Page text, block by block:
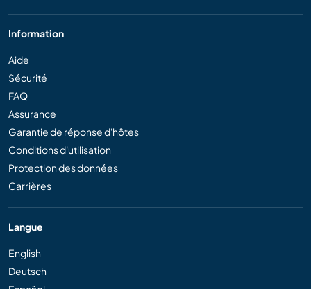
Information
Aide
Sécurité
FAQ
Assurance
Garantie de réponse d'hôtes
Conditions d'utilisation
Protection des données
Carrières
Langue
English
Deutsch